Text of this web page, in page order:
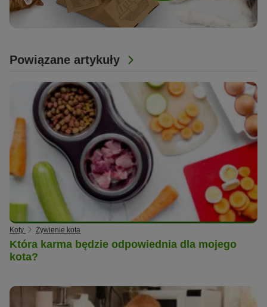
Powiązane artykuły
Koty Żywienie kota
Która karma będzie odpowiednia dla mojego
kota?